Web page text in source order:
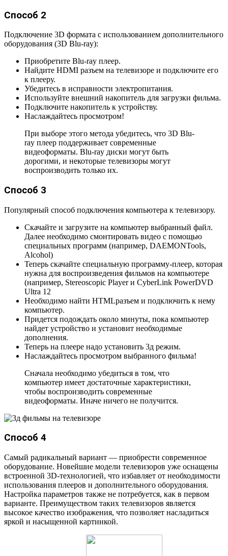
Способ 2
Подключение 3D формата с использованием дополнительного
оборудования (3D Blu-ray):
Приобретите Blu-ray плеер.
Найдите HDMI разъем на телевизоре и подключите его
к плееру.
Убедитесь в исправности электропитания.
Используйте внешний накопитель для загрузки фильма.
Подключите накопитель к устройству.
Наслаждайтесь просмотром!
При выборе этого метода убедитесь, что 3D Blu-
ray плеер поддерживает современные
видеоформаты. Blu-ray диски могут быть
дорогими, и некоторые телевизоры могут
воспроизводить только их.
Способ 3
Популярный способ подключения компьютера к телевизору.
Скачайте и загрузите на компьютер выбранный файл.
Далее необходимо смонтировать видео с помощью
специальных программ (например, DAEMONTools,
Alcohol)
Теперь скачайте специальную программу-плеер, которая
нужна для воспроизведения фильмов на компьютере
(например, Stereoscopic Player и CyberLink PowerDVD
Ultra 12
Необходимо найти HTMLразъем и подключить к нему
компьютер.
Придется подождать около минуты, пока компьютер
найдет устройство и установит необходимые
дополнения.
Теперь на плеере надо установить 3д режим.
Наслаждайтесь просмотром выбранного фильма!
Сначала необходимо убедиться в том, что
компьютер имеет достаточные характеристики,
чтобы воспроизводить современные
видеоформаты. Иначе ничего не получится.
Способ 4
Самый радикальный вариант — приобрести современное
оборудование. Новейшие модели телевизоров уже оснащены
встроенной 3D-технологией, что избавляет от необходимости
использования плееров и дополнительного оборудования.
Настройка параметров также не потребуется, как в первом
варианте. Преимуществом таких телевизоров является
высокое качество изображения, что позволяет насладиться
яркой и насыщенной картинкой.